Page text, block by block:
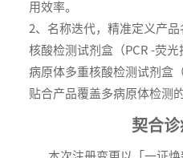
用效率。
2、名称迭代，精准定义产
核酸检测试剂盒（PCR -荧
病原体多重核酸检测试剂盒
贴合产品覆盖多病原体检测
契合